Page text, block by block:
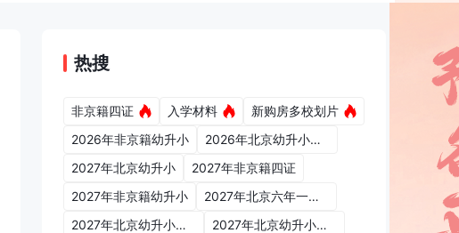
热搜
非京籍四证 入学材料
新购房多校划片
2026年非京籍幼升小
2026年北京幼升小入学政策
2027年北京幼升小
2027年非京籍四证
2027年非京籍幼升小
2027年北京六年一学位政策
2027年北京幼升小六年一学位政策
2027年北京幼升小入学政策